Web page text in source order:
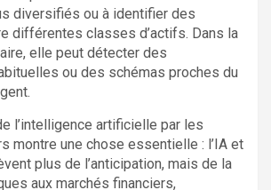
diversifiés ou à identifier des
différentes classes d’actifs. Dans la
elle peut détecter des
ou des schémas proches du
l’intelligence artificielle par les
montre une chose essentielle : l’IA et
plus de l’anticipation, mais de la
aux marchés financiers,